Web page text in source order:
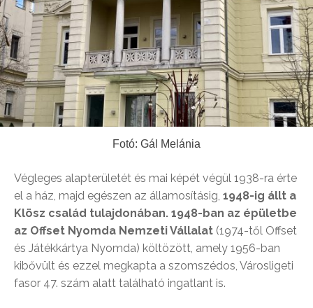
Fotó: Gál Melánia
Végleges alapterületét és mai képét végül 1938-ra érte
el a ház, majd egészen az államosításig, 1948-ig állt a
Klösz család tulajdonában. 1948-ban az épületbe
az Offset Nyomda Nemzeti Vállalat (1974-től Offset
és Játékkártya Nyomda) költözött, amely 1956-ban
kibővült és ezzel megkapta a szomszédos, Városligeti
fasor 47. szám alatt található ingatlant is.